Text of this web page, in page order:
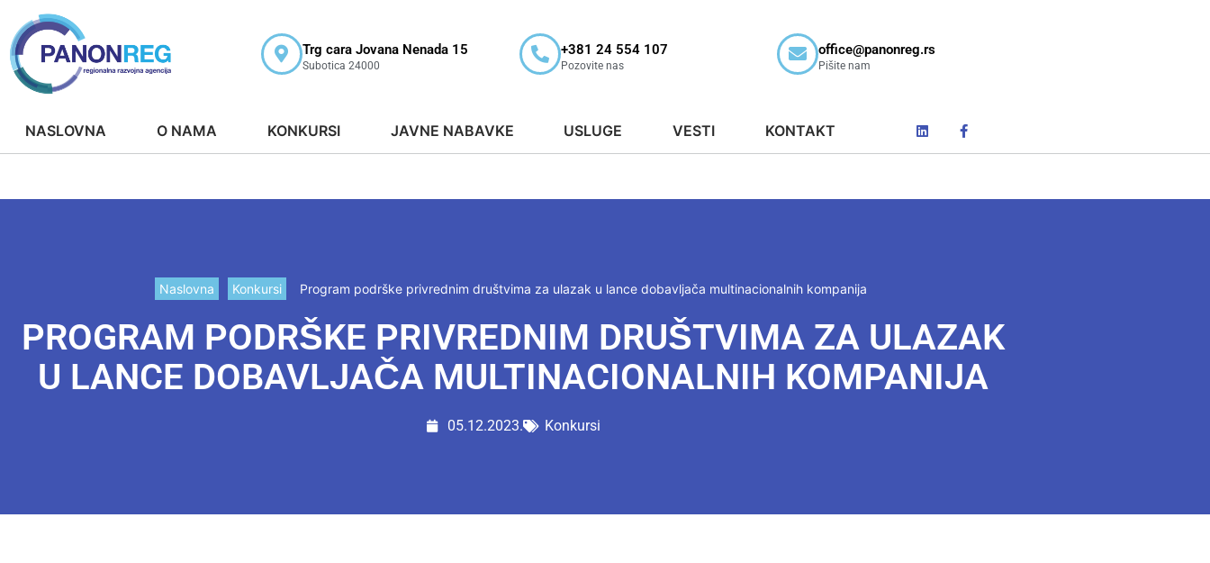
Trg cara Jovana Nenada 15
Subotica 24000
+381 24 554 107
Pozovite nas
office@panonreg.rs
Pišite nam
NASLOVNA O NAMA KONKURSI JAVNE NABAVKE USLUGE VESTI KONTAKT
Naslovna Konkursi Program podrške privrednim društvima za ulazak u lance dobavljača multinacionalnih kompanija
PROGRAM PODRŠKE PRIVREDNIM DRUŠTVIMA ZA ULAZAK
U LANCE DOBAVLJAČA MULTINACIONALNIH KOMPANIJA
05.12.2023. Konkursi